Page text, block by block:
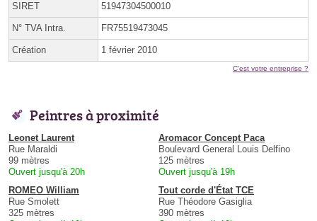
SIRET 51947304500010
N° TVA Intra. FR75519473045
Création 1 février 2010
C'est votre entreprise ?
Peintres à proximité
Leonet Laurent
Rue Maraldi
99 mètres
Ouvert jusqu'à 20h
Aromacor Concept Paca
Boulevard General Louis Delfino
125 mètres
Ouvert jusqu'à 19h
ROMEO William
Rue Smolett
325 mètres
Tout corde d'État TCE
Rue Théodore Gasiglia
390 mètres